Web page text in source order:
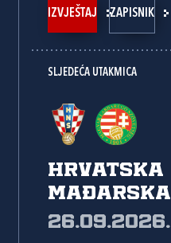
IZVJEŠTAJ ZAPISNIK
SLJEDEĆA UTAKMICA
Hrvatska
Mađarska
26.09.2026.